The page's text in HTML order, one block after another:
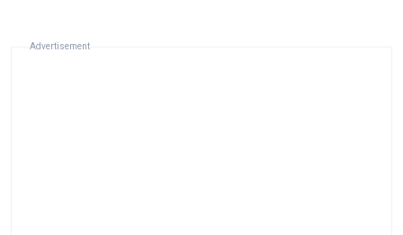
Advertisement